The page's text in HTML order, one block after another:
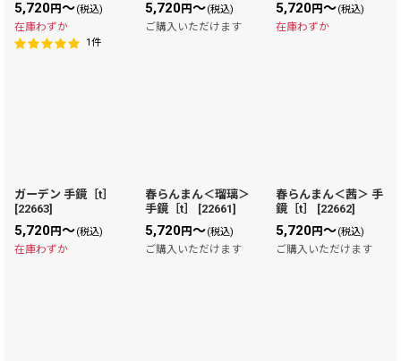
5,720円～(税込)
在庫わずか
1件
5,720円～(税込)
ご購入いただけます
5,720円～(税込)
在庫わずか
ガーデン 手鏡［t］
[22663]
5,720円～(税込)
在庫わずか
春らんまん＜瑠璃＞
手鏡［t］
[22661]
5,720円～(税込)
ご購入いただけます
春らんまん＜茜＞ 手
鏡［t］
[22662]
5,720円～(税込)
ご購入いただけます